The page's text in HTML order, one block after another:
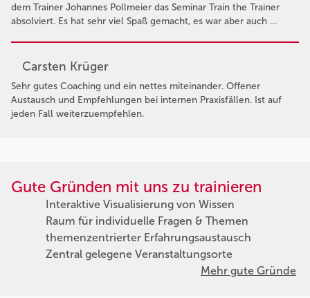
dem Trainer Johannes Pollmeier das Seminar Train the Trainer
absolviert. Es hat sehr viel Spaß gemacht, es war aber auch …
Carsten Krüger
Sehr gutes Coaching und ein nettes miteinander. Offener
Austausch und Empfehlungen bei internen Praxisfällen. Ist auf
jeden Fall weiterzuempfehlen.
Gute Gründen mit uns zu trainieren
Interaktive Visualisierung von Wissen
Raum für individuelle Fragen & Themen
themenzentrierter Erfahrungsaustausch
Zentral gelegene Veranstaltungsorte
Mehr gute Gründe